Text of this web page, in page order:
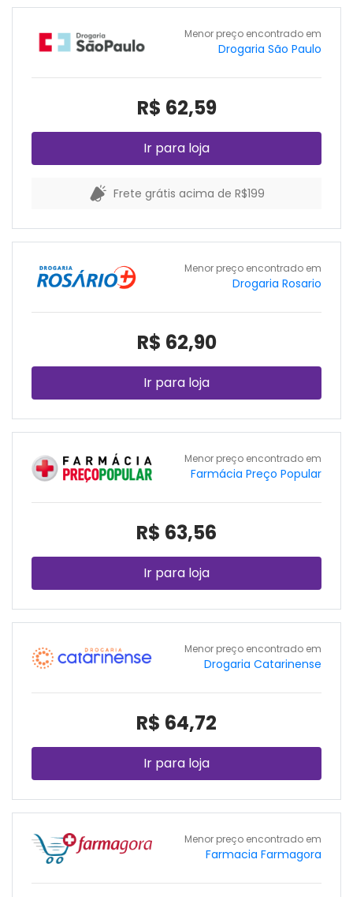
Menor preço encontrado em
Drogaria São Paulo
R$ 62,59
Ir para loja
Frete grátis acima de R$199
Menor preço encontrado em
Drogaria Rosario
R$ 62,90
Ir para loja
Menor preço encontrado em
Farmácia Preço Popular
R$ 63,56
Ir para loja
Menor preço encontrado em
Drogaria Catarinense
R$ 64,72
Ir para loja
Menor preço encontrado em
Farmacia Farmagora